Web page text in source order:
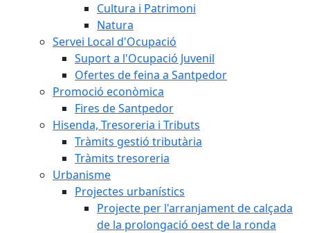
Cultura i Patrimoni
Natura
Servei Local d'Ocupació
Suport a l'Ocupació Juvenil
Ofertes de feina a Santpedor
Promoció econòmica
Fires de Santpedor
Hisenda, Tresoreria i Tributs
Tràmits gestió tributària
Tràmits tresoreria
Urbanisme
Projectes urbanístics
Projecte per l'arranjament de calçada
de la prolongació oest de la ronda